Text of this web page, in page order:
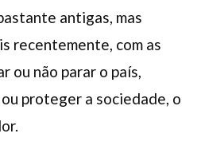
antigas, mas
recentemente, com as
ou não parar o país,
proteger a sociedade, o